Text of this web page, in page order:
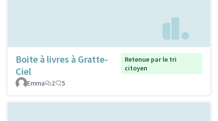
Boite à livres à Gratte-
Ciel
Retenue par le tri
citoyen
Emma
2 5